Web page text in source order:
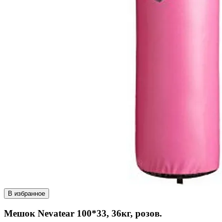
В избранное
Мешок Nevatear 100*33, 36кг, розов.